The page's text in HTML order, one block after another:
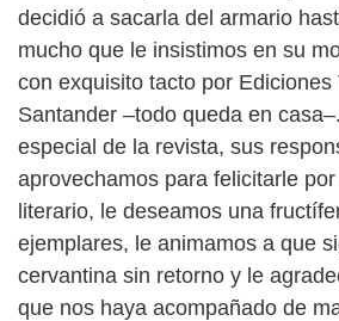
decidió a sacarla del armario
mucho que le insistimos en su
con exquisito tacto por Ediciones
Santander –todo queda en
especial de la revista, sus
aprovechamos para felicitarle
literario, le deseamos una
ejemplares, le animamos a que
cervantina sin retorno y le
que nos haya acompañado de